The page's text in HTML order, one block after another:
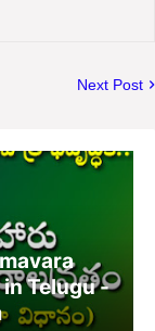
Next Post
Telugu -